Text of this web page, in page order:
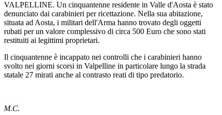
VALPELLINE. Un cinquantenne residente in Valle d'Aosta è stato
denunciato dai carabinieri per ricettazione. Nella sua abitazione,
situata ad Aosta, i militari dell'Arma hanno trovato degli oggetti
rubati per un valore complessivo di circa 500 Euro che sono stati
restituiti ai legittimi proprietari.
Il cinquantenne è incappato nei controlli che i carabinieri hanno
svolto nei giorni scorsi in Valpelline in particolare lungo la strada
statale 27 mirati anche al contrasto reati di tipo predatorio.
M.C.